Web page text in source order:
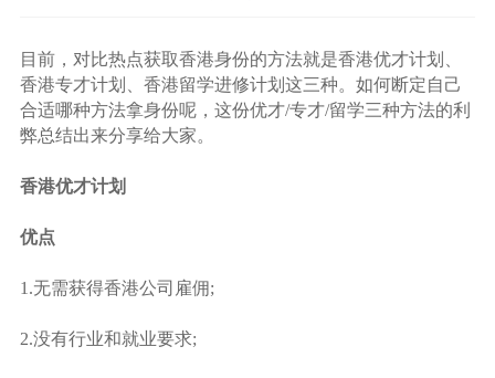
目前，对比热点获取香港身份的方法就是香港优才计划、
香港专才计划、香港留学进修计划这三种。如何断定自己
合适哪种方法拿身份呢，这份优才/专才/留学三种方法的利
弊总结出来分享给大家。
香港优才计划
优点
1.无需获得香港公司雇佣;
2.没有行业和就业要求;